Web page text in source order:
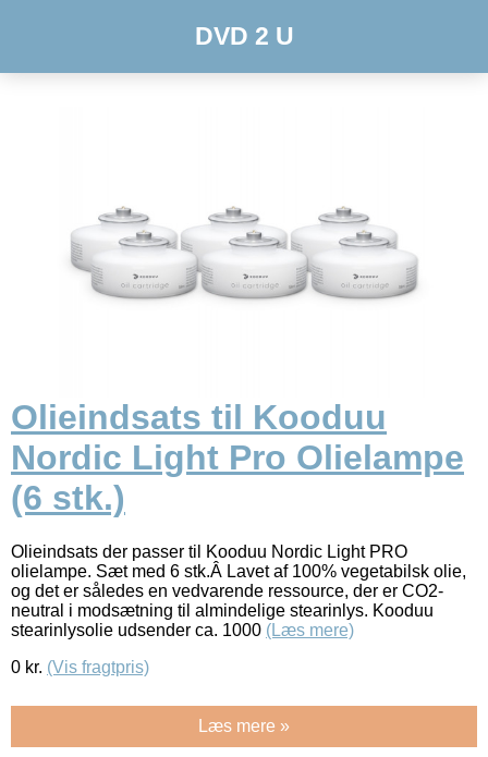
DVD 2 U
Olieindsats til Kooduu
Nordic Light Pro Olielampe
(6 stk.)
Olieindsats der passer til Kooduu Nordic Light PRO
olielampe. Sæt med 6 stk.Â Lavet af 100% vegetabilsk olie,
og det er således en vedvarende ressource, der er CO2-
neutral i modsætning til almindelige stearinlys. Kooduu
stearinlysolie udsender ca. 1000 (Læs mere)
0 kr. (Vis fragtpris)
Læs mere »